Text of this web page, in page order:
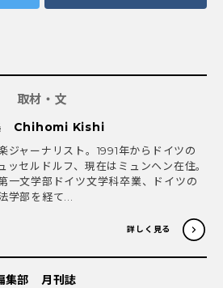
取材・文
Chihomi Kishi
ジャーナリスト。1991年からドイツの
ッセルドルフ、現在はミュンヘン在住。
一文学部ドイツ文学科卒業、ドイツの
学部を経て...
詳しく見る
集部 月刊誌